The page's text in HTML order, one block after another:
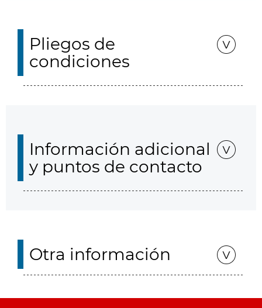
Pliegos de
condiciones
Información adicional
y puntos de contacto
Otra información